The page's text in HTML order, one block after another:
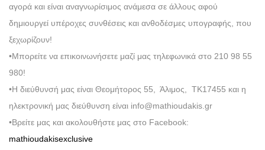
αγορά και είναι αναγνωρίσιμος ανάμεσα σε άλλους αφού
δημιουργεί υπέροχες συνθέσεις και ανθοδέσμες υπογραφής, που
ξεχωρίζουν!
•Μπορείτε να επικοινωνήσετε μαζί μας τηλεφωνικά στο 210 98 55
980!
•Η διεύθυνσή μας είναι Θεομήτορος 55, Άλιμος, ΤΚ17455 και η
ηλεκτρονική μας διεύθυνση είναι info@mathioudakis.gr
•Βρείτε μας και ακολουθήστε μας στο Facebook:
mathioudakisexclusive